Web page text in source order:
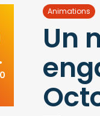
Animations
Un